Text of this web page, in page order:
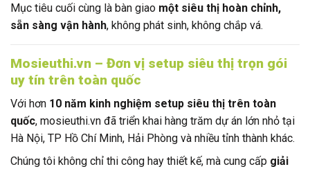
Mục tiêu cuối cùng là bàn giao một siêu thị hoàn chỉnh,
sẵn sàng vận hành, không phát sinh, không chắp vá.
Mosieuthi.vn – Đơn vị setup siêu thị trọn gói
uy tín trên toàn quốc
Với hơn 10 năm kinh nghiệm setup siêu thị trên toàn
quốc, mosieuthi.vn đã triển khai hàng trăm dự án lớn nhỏ tại
Hà Nội, TP Hồ Chí Minh, Hải Phòng và nhiều tỉnh thành khác.
Chúng tôi không chỉ thi công hay thiết kế, mà cung cấp giải